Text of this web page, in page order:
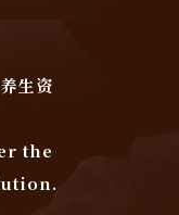
生资
the